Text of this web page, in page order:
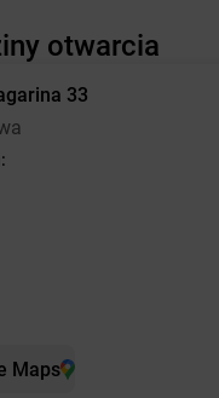
otwarcia
33
Maps